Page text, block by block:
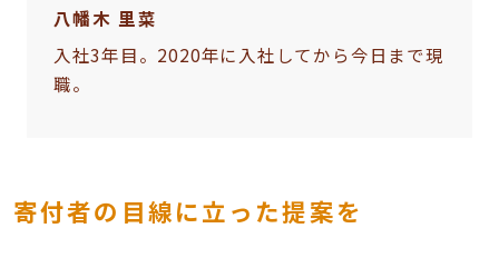
八幡木 里菜
入社3年目。2020年に入社してから今日まで現
職。
寄付者の目線に立った提案を